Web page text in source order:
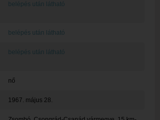
belépés után látható
belépés után látható
belépés után látható
nő
1967. május 28.